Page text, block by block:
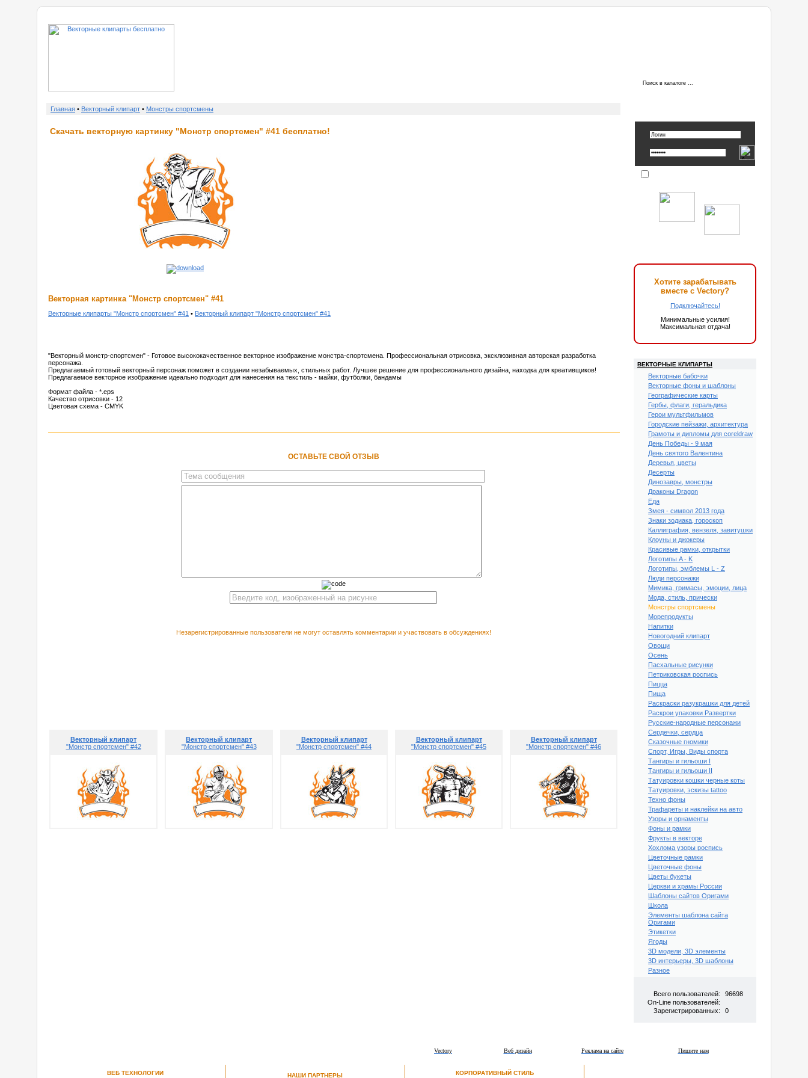
Главная • Векторный клипарт • Монстры спортсмены
Скачать векторную картинку "Монстр спортсмен" #41 бесплатно!
Векторная картинка "Монстр спортсмен" #41
Векторные клипарты "Монстр спортсмен" #41 • Векторный клипарт "Монстр спортсмен" #41
"Векторный монстр-спортсмен" - Готовое высококачественное векторное изображение монстра-спортсмена. Профессиональная отрисовка, эксклюзивная авторская разработка
персонажа.
Предлагаемый готовый векторный персонаж поможет в создании незабываемых, стильных работ. Лучшее решение для профессионального дизайна, находка для креативщиков!
Предлагаемое векторное изображение идеально подходит для нанесения на текстиль - майки, футболки, бандамы
Формат файла - *.eps
Качество отрисовки - 12
Цветовая схема - CMYK
ОСТАВЬТЕ СВОЙ ОТЗЫВ
Незарегистрированные пользователи не могут оставлять комментарии и участвовать в обсуждениях!
Векторный клипарт
"Монстр спортсмен" #42
Векторный клипарт
"Монстр спортсмен" #43
Векторный клипарт
"Монстр спортсмен" #44
Векторный клипарт
"Монстр спортсмен" #45
Векторный клипарт
"Монстр спортсмен" #46
Хотите зарабатывать
вместе с Vectory?
Подключайтесь!
Минимальные усилия!
Максимальная отдача!
ВЕКТОРНЫЕ КЛИПАРТЫ
Векторные бабочки
Векторные фоны и шаблоны
Географические карты
Гербы, флаги, геральдика
Герои мультфильмов
Городские пейзажи, архитектура
Грамоты и дипломы для coreldraw
День Победы - 9 мая
День святого Валентина
Деревья, цветы
Десерты
Динозавры, монстры
Драконы Dragon
Еда
Змея - символ 2013 года
Знаки зодиака, гороскоп
Каллиграфия, вензеля, завитушки
Клоуны и джокеры
Красивые рамки, открытки
Логотипы A - K
Логотипы, эмблемы L - Z
Люди персонажи
Мимика, гримасы, эмоции, лица
Мода, стиль, прически
Монстры спортсмены
Морепродукты
Напитки
Новогодний клипарт
Овощи
Осень
Пасхальные рисунки
Петриковская роспись
Пицца
Пища
Раскраски разукрашки для детей
Раскрои упаковки Развертки
Русские-народные персонажи
Сердечки, сердца
Сказочные гномики
Спорт, Игры, Виды спорта
Тангиры и гильоши I
Тангиры и гильоши II
Татуировки кошки черные коты
Татуировки, эскизы tattoo
Техно фоны
Трафареты и наклейки на авто
Узоры и орнаменты
Фоны и рамки
Фрукты в векторе
Хохлома узоры роспись
Цветочные рамки
Цветочные фоны
Цветы букеты
Церкви и храмы России
Шаблоны сайтов Оригами
Школа
Элементы шаблона сайта
Оригами
Этикетки
Ягоды
3D модели, 3D элементы
3D интерьеры, 3D шаблоны
Разное
Всего пользователей:
96698
On-Line пользователей:
Зарегистрированных:
0
Пишите нам
Реклама на сайте
Веб дизайн
Vectory
ВЕБ ТЕХНОЛОГИИ НАШИ ПАРТНЕРЫ КОРПОРАТИВНЫЙ СТИЛЬ